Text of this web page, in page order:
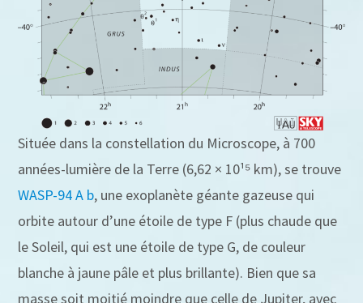
Située dans la constellation du Microscope, à 700
années-lumière de la Terre (6,62 × 10¹⁵ km), se trouve
WASP-94 A b, une exoplanète géante gazeuse qui
orbite autour d’une étoile de type F (plus chaude que
le Soleil, qui est une étoile de type G, de couleur
blanche à jaune pâle et plus brillante). Bien que sa
masse soit moitié moindre que celle de Jupiter, avec